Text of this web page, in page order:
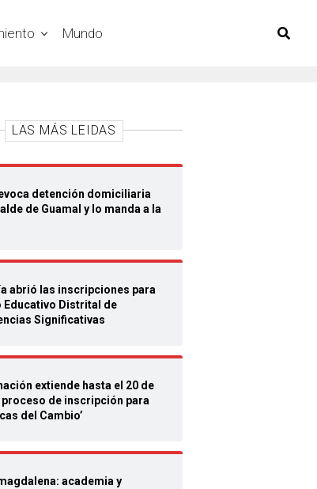
Mundo
LAS MÁS LEIDAS
detención domiciliaria
de Guamal y lo manda a la
abrió las inscripciones para
Educativo Distrital de
Significativas
extiende hasta el 20 de
de inscripción para
del Cambio’
academia y